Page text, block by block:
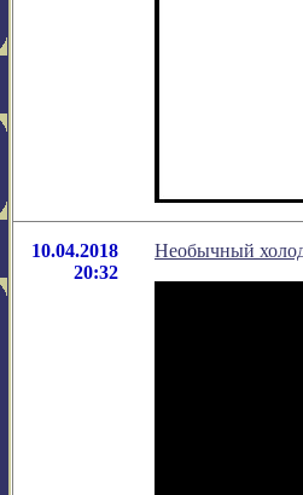
10.04.2018
20:32
Необычный